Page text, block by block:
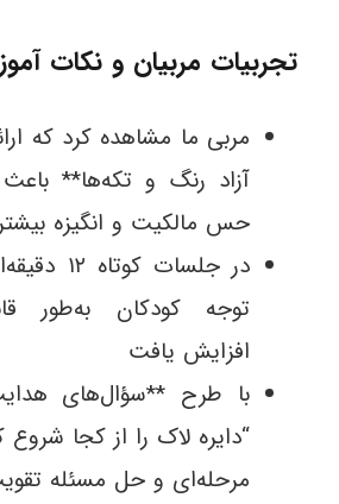
تجربیات مربیان و نکات
مربی ما مشاهده کرد که
آزاد رنگ و تکه‌ها**
حس مالکیت و انگیزه
در جلسات
توجه کودکان به‌طور
افزایش یافت
با طرح **سؤال‌های
“دایره لاک را از کجا شروع
مرحله‌ای و حل مسئله